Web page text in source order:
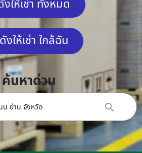
งให้เช่า ทั้งหมด
งให้เช่า ใกล้ฉัน
ค้นหาด่วน